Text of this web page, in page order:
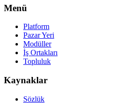
Menü
Platform
Pazar Yeri
Modüller
İş Ortakları
Topluluk
Kaynaklar
Sözlük